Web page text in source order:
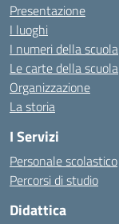
Presentazione
I luoghi
I numeri della scuola
Le carte della scuola
Organizzazione
La storia
I Servizi
Personale scolastico
Percorsi di studio
Didattica